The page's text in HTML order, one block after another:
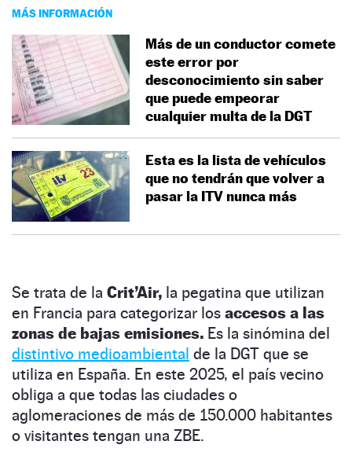
MÁS INFORMACIÓN
Más de un conductor comete
este error por
desconocimiento sin saber
que puede empeorar
cualquier multa de la DGT
Esta es la lista de vehículos
que no tendrán que volver a
pasar la ITV nunca más
Se trata de la Crit’Air, la pegatina que utilizan
en Francia para categorizar los accesos a las
zonas de bajas emisiones. Es la sinómina del
distintivo medioambiental de la DGT que se
utiliza en España. En este 2025, el país vecino
obliga a que todas las ciudades o
aglomeraciones de más de 150.000 habitantes
o visitantes tengan una ZBE.